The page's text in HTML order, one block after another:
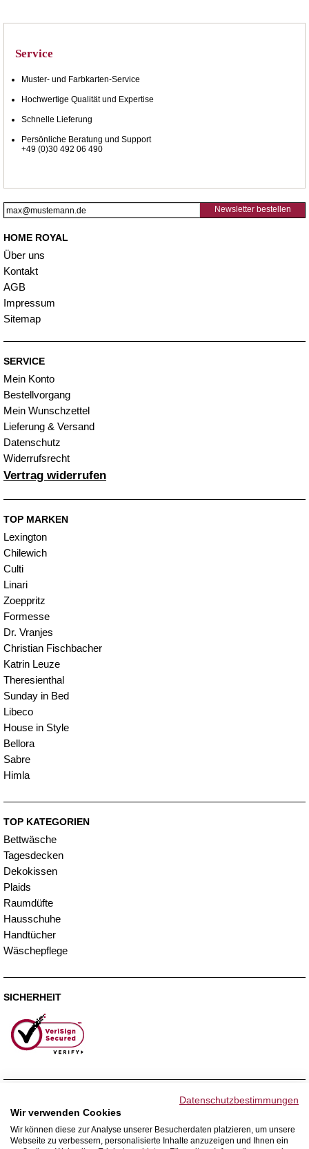
Service
Muster- und Farbkarten-Service
Hochwertige Qualität und Expertise
Schnelle Lieferung
Persönliche Beratung und Support
+49 (0)30 492 06 490
Newsletter bestellen
HOME ROYAL
Über uns
Kontakt
AGB
Impressum
Sitemap
SERVICE
Mein Konto
Bestellvorgang
Mein Wunschzettel
Lieferung & Versand
Datenschutz
Widerrufsrecht
Vertrag widerrufen
TOP MARKEN
Lexington
Chilewich
Culti
Linari
Zoeppritz
Formesse
Dr. Vranjes
Christian Fischbacher
Katrin Leuze
Theresienthal
Sunday in Bed
Libeco
House in Style
Bellora
Sabre
Himla
TOP KATEGORIEN
Bettwäsche
Tagesdecken
Dekokissen
Plaids
Raumdüfte
Hausschuhe
Handtücher
Wäschepflege
SICHERHEIT
Datenschutzbestimmungen
Wir verwenden Cookies
Wir können diese zur Analyse unserer Besucherdaten platzieren, um unsere
Webseite zu verbessern, personalisierte Inhalte anzuzeigen und Ihnen ein